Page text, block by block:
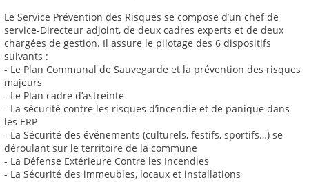
Le Service Prévention des Risques se compose d’un chef de
service-Directeur adjoint, de deux cadres experts et de deux
chargées de gestion. Il assure le pilotage des 6 dispositifs
suivants :
- Le Plan Communal de Sauvegarde et la prévention des risques
majeurs
- Le Plan cadre d’astreinte
- La sécurité contre les risques d’incendie et de panique dans
les ERP
- La Sécurité des événements (culturels, festifs, sportifs…) se
déroulant sur le territoire de la commune
- La Défense Extérieure Contre les Incendies
- La Sécurité des immeubles, locaux et installations